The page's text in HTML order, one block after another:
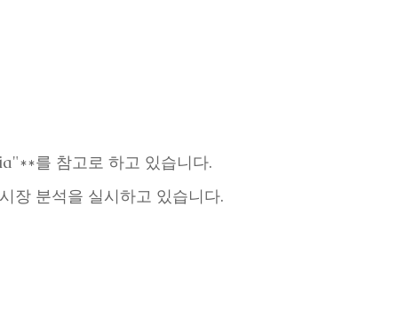
를 참고로 하고 있습니다.
장 분석을 실시하고 있습니다.